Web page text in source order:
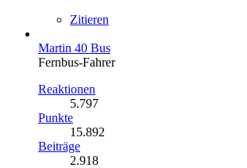
Zitieren
Martin 40 Bus
Fernbus-Fahrer
Reaktionen
5.797
Punkte
15.892
Beiträge
2.918